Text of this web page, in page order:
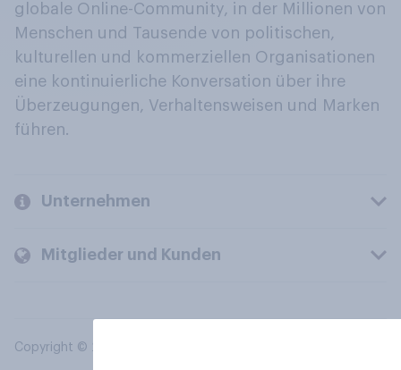
globale Online-Community, in der Millionen von
Menschen und Tausende von politischen,
kulturellen und kommerziellen Organisationen
eine kontinuierliche Konversation über ihre
Überzeugungen, Verhaltensweisen und Marken
führen.
Unternehmen
Mitglieder und Kunden
Copyright © 2026 YouGov PLC. Alle Rechte vorbehalten.